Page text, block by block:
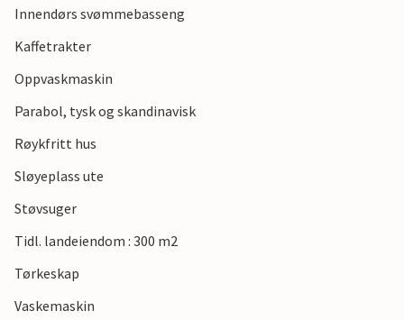
Innendørs svømmebasseng
Kaffetrakter
Oppvaskmaskin
Parabol, tysk og skandinavisk
Røykfritt hus
Sløyeplass ute
Støvsuger
Tidl. landeiendom : 300 m2
Tørkeskap
Vaskemaskin